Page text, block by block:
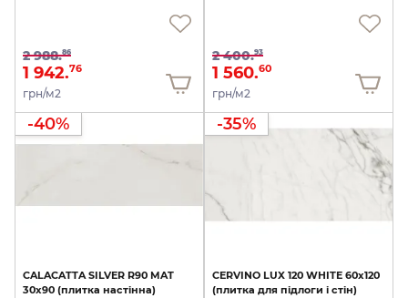
2 988.86
1 942.76
грн/м2
2 400.93
1 560.60
грн/м2
-40%
CALACATTA SILVER R90 MAT
30х90 (плитка настінна)
-35%
CERVINO LUX 120 WHITE 60x120
(плитка для підлоги і стін)